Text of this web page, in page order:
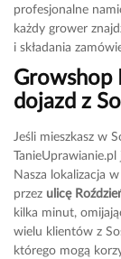
profesjonalne
każdy grower
i składania
Growshop
dojazd z
Jeśli mieszkasz w
Nasza lokalizacja
przez ulicę
kilka minut,
wielu klientów z
którego mogą